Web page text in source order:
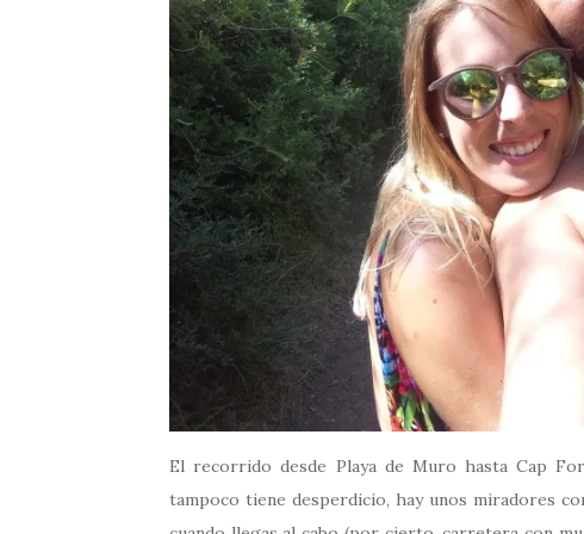
El recorrido desde Playa de Muro hasta Cap
tampoco tiene desperdicio, hay unos miradores